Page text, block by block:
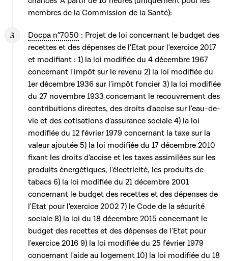
membres de la Commission de la Santé):
Docpa n°7050 : Projet de loi concernant le budget des
recettes et des dépenses de l'Etat pour l'exercice 2017
et modifiant : 1) la loi modifiée du 4 décembre 1967
concernant l'impôt sur le revenu 2) la loi modifiée du
1er décembre 1936 sur l'impôt foncier 3) la loi modifiée
du 27 novembre 1933 concernant le recouvrement des
contributions directes, des droits d'accise sur l'eau-de-
vie et des cotisations d'assurance sociale 4) la loi
modifiée du 12 février 1979 concernant la taxe sur la
valeur ajoutée 5) la loi modifiée du 17 décembre 2010
fixant les droits d'accise et les taxes assimilées sur les
produits énergétiques, l'électricité, les produits de
tabacs 6) la loi modifiée du 21 décembre 2001
concernant le budget des recettes et des dépenses de
l'Etat pour l'exercice 2002 7) le Code de la sécurité
sociale 8) la loi du 18 décembre 2015 concernant le
budget des recettes et des dépenses de l'Etat pour
l'exercice 2016 9) la loi modifiée du 25 février 1979
concernant l'aide au logement 10) la loi modifiée du 18